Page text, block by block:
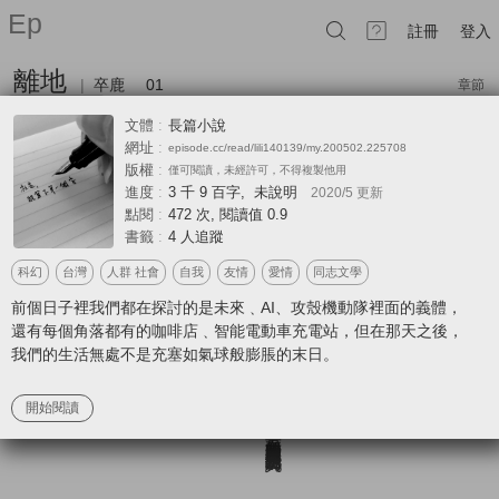
Ep 註冊 登入
離地 | 卒鹿 01 章節
，
我們的生活無處不是充塞如氣球般膨脹的末日
。
，
，
那天的天空不論是白天或入夜
，
，
白淨的流星是如雨下的不斷流過天幕
，
當時任何社群網站裡的動態都為了那樣絕美的風景而無不被填寫
，
用相機照下﹑用文字描繪
，
。
那時大家都純真的用真心去讚嘆那樣的美景
。
但直到一個如巨輪般的低色調天體
，
緩慢地從天空中浮現開始
，
所有的人才突然從那長達兩個禮拜裡的陶醉中清醒
，
連同一個在日常中討論未來
AI
攻殼機動隊裡的異體的夢裡醒來
。
H-20
終於被全部人類看到的一天
文體 : 長篇小說
網址 : episode.cc/read/lili140139/my.200502.225708
版權 : 僅可閱讀，未經許可，不得複製他用
進度 : 3 千 9 百字, 未說明 2020/5 更新
點閱 : 472 次, 閱讀值 0.9
書籤 : 4 人追蹤
科幻 台灣 人群 社會 自我 友情 愛情 同志文學
前個日子裡我們都在探討的是未來﹑AI、攻殼機動隊裡面的義體，
還有每個角落都有的咖啡店﹑智能電動車充電站，但在那天之後，
我們的生活無處不是充塞如氣球般膨脹的末日。
開始閱讀